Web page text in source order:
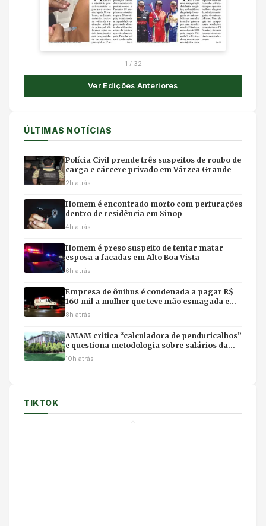
1 / 32
Ver Edições Anteriores
ÚLTIMAS NOTÍCIAS
Polícia Civil prende três suspeitos de roubo de
carga e cárcere privado em Várzea Grande
2h atrás
Homem é encontrado morto com perfurações
dentro de residência em Sinop
4h atrás
Homem é preso suspeito de tentar matar
esposa a facadas em Alto Boa Vista
6h atrás
Empresa de ônibus é condenada a pagar R$
160 mil a mulher que teve mão esmagada em
acidente
8h atrás
AMAM critica “calculadora de penduricalhos”
e questiona metodologia sobre salários da
magistratura
10h atrás
TIKTOK